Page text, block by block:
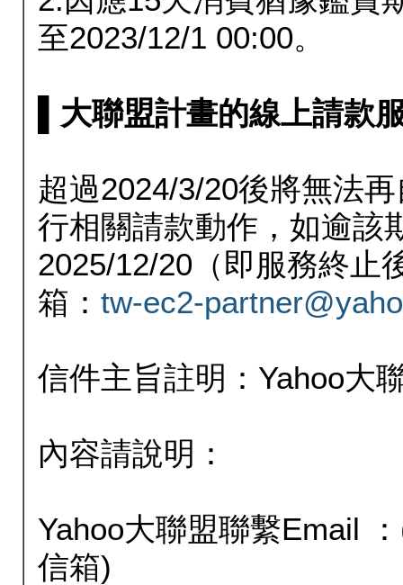
至2023/12/1 00:00。
▌大聯盟計畫的線上請款
超過2024/3/20後將無法
行相關請款動作，如逾該
2025/12/20（即服務終止
箱： tw-ec2-
信件主旨註明：Yahoo大
內容請說明：
Yahoo大聯盟聯繫Email
信箱)